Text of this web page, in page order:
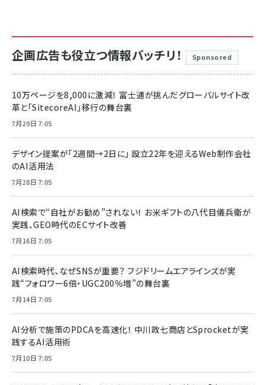
企画広告も役立つ情報バッチリ！ Sponsored
10万ページを8,000に激減！ 富士通が挑んだグローバルサイト改
革と「SitecoreAI」移行の舞台裏
7月29日 7:05
デザイン提案が「2週間→2日に」 設立22年を迎えるWeb制作会社
のAI活用法
7月28日 7:05
AI検索で“自社がお勧め”されない！ お米ギフトの八代目儀兵衛が
実践、GEO時代のECサイト改善
7月16日 7:05
AI検索時代、なぜSNSが重要？ フジドリームエアラインズが実
践“フォロワー6倍・UGC200％増”の舞台裏
7月14日 7:05
AI分析で施策のPDCAを高速化！ 中川政七商店とSprocketが実
践するAI活用術
7月10日 7:05